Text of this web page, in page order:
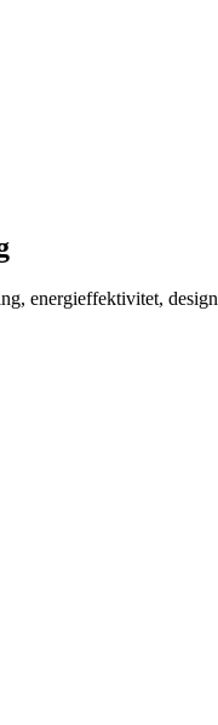
energieffektivitet,